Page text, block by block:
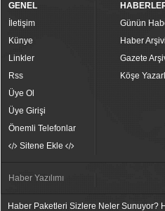
GENEL
İletişim
Künye
Linkler
Rss
Üye Ol
Üye Girişi
Önemli Telefonlar
Sitene Ekle
Günün
Haber Arşivi
Gazete
Köşe
Haber Yazılımı
Haber Paketleri Sizlere Neler Sunuyor?